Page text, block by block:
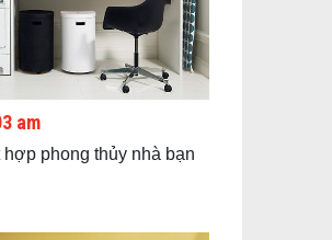
am
phong thủy nhà bạn